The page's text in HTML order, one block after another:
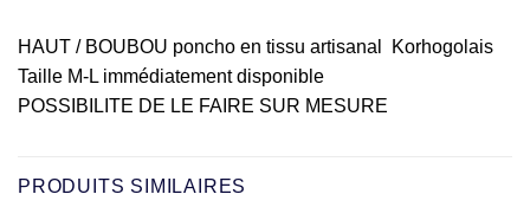
HAUT / BOUBOU poncho en tissu artisanal Korhogolais
Taille M-L immédiatement disponible
POSSIBILITE DE LE FAIRE SUR MESURE
PRODUITS SIMILAIRES